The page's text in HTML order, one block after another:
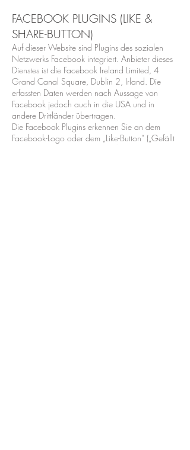
FACEBOOK PLUGINS (LIKE &
SHARE-BUTTON)
Auf dieser Website sind Plugins des sozialen
Netzwerks Facebook integriert. Anbieter dieses
Dienstes ist die Facebook Ireland Limited, 4
Grand Canal Square, Dublin 2, Irland. Die
erfassten Daten werden nach Aussage von
Facebook jedoch auch in die USA und in
andere Drittländer übertragen.
Die Facebook Plugins erkennen Sie an dem
Facebook-Logo oder dem „Like-Button“ („Gefällt